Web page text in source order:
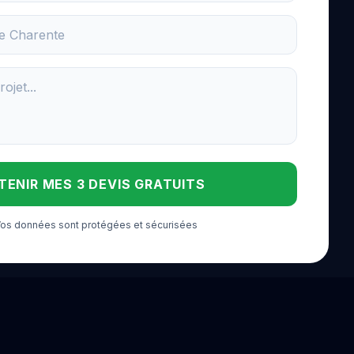
MES 3 DEVIS GRATUITS
données sont protégées et sécurisées